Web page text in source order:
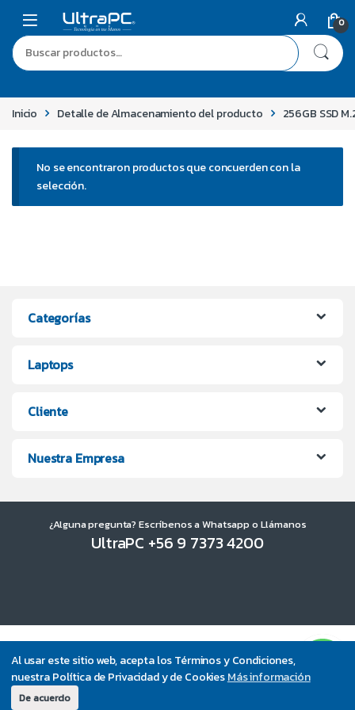
Al usar este sitio web, acepta los Términos y Condiciones,
nuestra Política de Privacidad y de CookiesMás información
De acuerdo
0
Inicio Detalle de Almacenamiento del producto 256GB SSD
No se encontraron productos que concuerden con la
selección.
Categorías
Laptops
Cliente
Nuestra Empresa
¿Alguna pregunta? Escríbenos a Whatsapp o Llámanos
UltraPC +56 9 7373 4200